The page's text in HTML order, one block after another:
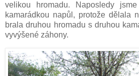
velikou hromadu. Naposledy
kamarádkou napůl, protože dělala
brala druhou hromadu s druhou
vyvýšené záhony.